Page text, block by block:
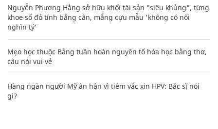
Nguyễn Phương Hằng sở hữu khối tài sản "siêu khủng", từng
khoe sổ đỏ tính bằng cân, mắng cựu mẫu 'không có nổi
nghìn tỷ'
Mẹo học thuộc Bảng tuần hoàn nguyên tố hóa học bằng thơ,
câu nói vui vẻ
Hàng ngàn người Mỹ ân hận vì tiêm vắc xin HPV: Bác sĩ nói
gì?